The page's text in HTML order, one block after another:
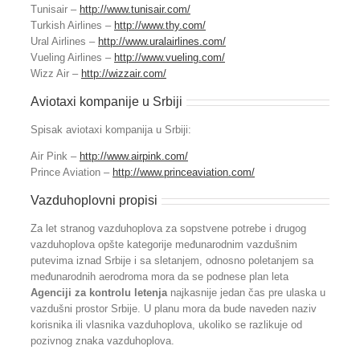
Tunisair – http://www.tunisair.com/
Turkish Airlines – http://www.thy.com/
Ural Airlines – http://www.uralairlines.com/
Vueling Airlines – http://www.vueling.com/
Wizz Air – http://wizzair.com/
Aviotaxi kompanije u Srbiji
Spisak aviotaxi kompanija u Srbiji:
Air Pink – http://www.airpink.com/
Prince Aviation – http://www.princeaviation.com/
Vazduhoplovni propisi
Za let stranog vazduhoplova za sopstvene potrebe i drugog
vazduhoplova opšte kategorije međunarodnim vazdušnim
putevima iznad Srbije i sa sletanjem, odnosno poletanjem sa
međunarodnih aerodroma mora da se podnese plan leta
Agenciji za kontrolu letenjanajkasnije jedan čas pre ulaska u
vazdušni prostor Srbije. U planu mora da bude naveden naziv
korisnika ili vlasnika vazduhoplova, ukoliko se razlikuje od
pozivnog znaka vazduhoplova.